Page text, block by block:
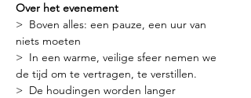
Over het evenement
>  Boven alles: een pauze, een uur van
niets moeten
>  In een warme, veilige sfeer nemen we
de tijd om te vertragen, te verstillen.
>  De houdingen worden langer